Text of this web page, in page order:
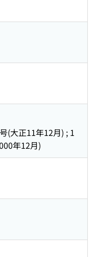
(大正11年12月) ; 1
年12月)